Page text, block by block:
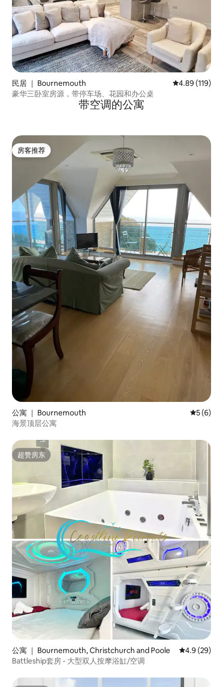
民居 ｜ Bournemouth 平均评分 4.89
4.89 (119)
豪华三卧室房源，带停车场、花园和办公桌
带空调的公寓
房客推荐
房客推荐
公寓 ｜ Bournemouth 平均评分
5 (6)
海景顶层公寓
超赞房东
超赞房东
公寓 ｜ Bournemouth, Christchurch and Poole 平均评分
4.9 (29)
Battleship套房 - 大型双人按摩浴缸/空调